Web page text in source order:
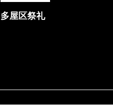
多屋区祭礼